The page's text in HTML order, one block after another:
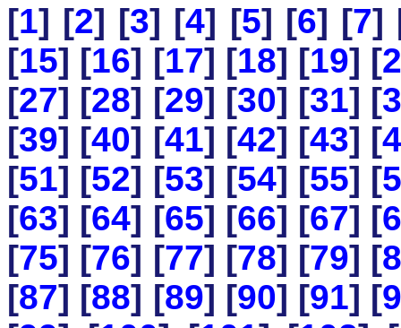
[1] [2] [3] [4] [5] [6] [7]
[15] [16] [17] [18] [19] [
[27] [28] [29] [30] [31] [
[39] [40] [41] [42] [43] [
[51] [52] [53] [54] [55] [
[63] [64] [65] [66] [67] [
[75] [76] [77] [78] [79] [
[87] [88] [89] [90] [91] [